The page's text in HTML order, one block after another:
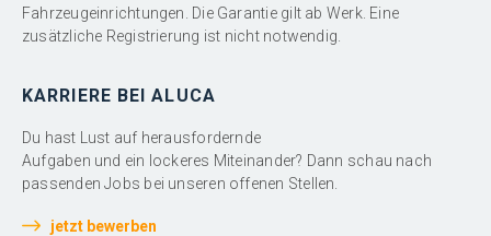
Fahrzeugeinrichtungen. Die Garantie gilt ab Werk. Eine
zusätzliche Registrierung ist nicht notwendig.
KARRIERE BEI ALUCA
Du hast Lust auf herausfordernde
Aufgaben und ein lockeres Miteinander? Dann schau nach
passenden Jobs bei unseren offenen Stellen.
jetzt bewerben